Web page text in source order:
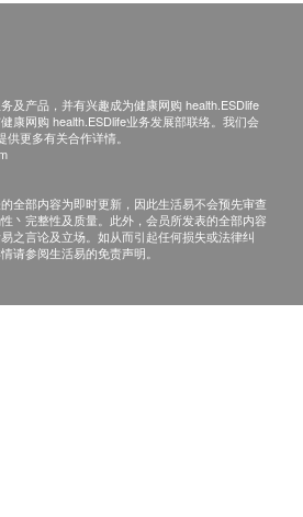
衰老/延缓衰老)
认识NAD＋，因为它是主宰人体
、身体机能的必须元素。随着年
示出令人惊艳的结果，甚至还显
。尤其在与年龄有关的疾病，例
NMN能于体内直接转化成NAD+
，将身体机能回复至更年轻状
及产品，并有兴趣成为健康网购 health.ESDlife
康网购 health.ESDlife业务发展部联络。我们会
更多有关合作详情。
全部内容为即时更新，因此生活易不会预先审查
丶完整性及质量。此外，会员所发表的全部内容
之言论及立场。如从而引起任何损失或法律纠
请参阅生活易的免责声明。